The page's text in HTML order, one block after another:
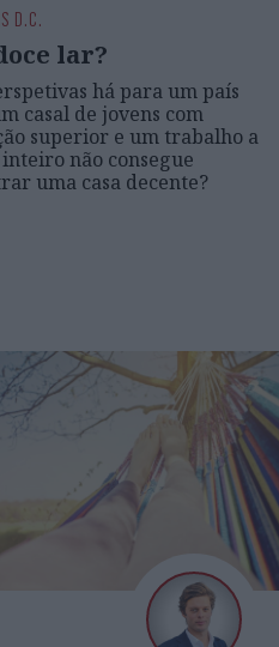
D.C.
lar?
há para um país
casal de jovens com
superior e um trabalho a
não consegue
uma casa decente?